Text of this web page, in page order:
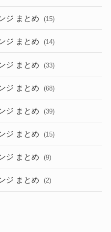
ジ まとめ (15)
ジ まとめ (14)
ジ まとめ (33)
ジ まとめ (68)
ジ まとめ (39)
ジ まとめ (15)
ジ まとめ (9)
ジ まとめ (2)